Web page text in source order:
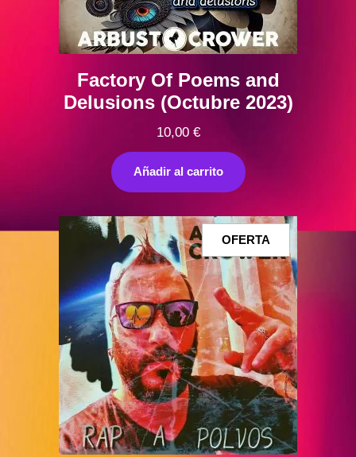
Factory Of Poems and
Delusions (Octubre 2023)
10,00 €
Añadir al carrito
OFERTA
OFERTA